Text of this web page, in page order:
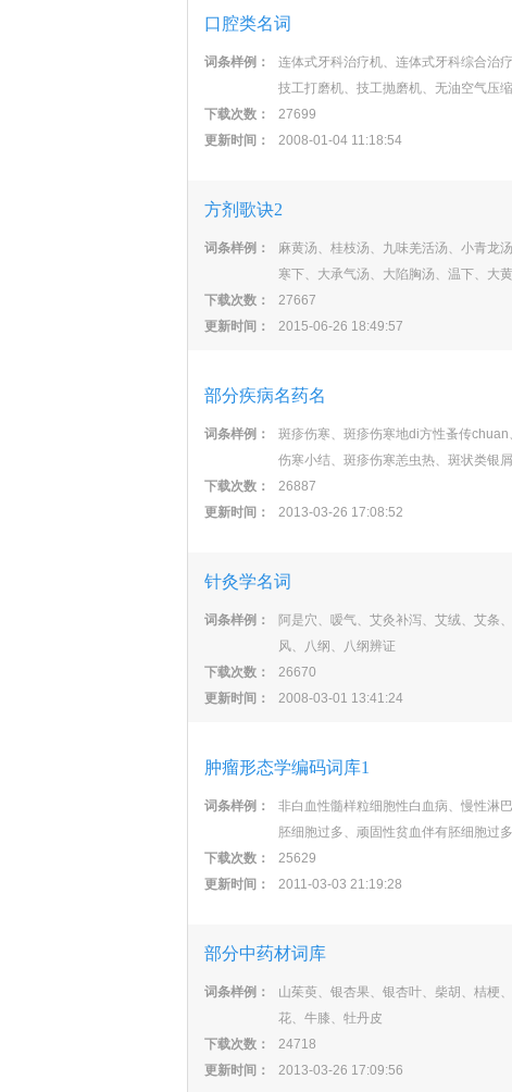
口腔类名词
词条样例：
连体式牙科治疗机、连体式牙科综合治
技工打磨机、技工抛磨机、无油空气压
下载次数：
27699
更新时间：
2008-01-04 11:18:54
方剂歌诀2
词条样例：
麻黄汤、桂枝汤、九味羌活汤、小青龙
寒下、大承气汤、大陷胸汤、温下、大
下载次数：
27667
更新时间：
2015-06-26 18:49:57
部分疾病名药名
词条样例：
斑疹伤寒、斑疹伤寒地di方性蚤传
伤寒小结、斑疹伤寒恙虫热、斑状类银
下载次数：
26887
更新时间：
2013-03-26 17:08:52
针灸学名词
词条样例：
阿是穴、嗳气、艾灸补泻、艾绒、艾条
风、八纲、八纲辨证
下载次数：
26670
更新时间：
2008-03-01 13:41:24
肿瘤形态学编码词库1
词条样例：
非白血性髓样粒细胞性白血病、慢性淋
胚细胞过多、顽固性贫血伴有胚细胞过
下载次数：
25629
更新时间：
2011-03-03 21:19:28
部分中药材词库
词条样例：
山茱萸、银杏果、银杏叶、柴胡、桔梗
花、牛膝、牡丹皮
下载次数：
24718
更新时间：
2013-03-26 17:09:56